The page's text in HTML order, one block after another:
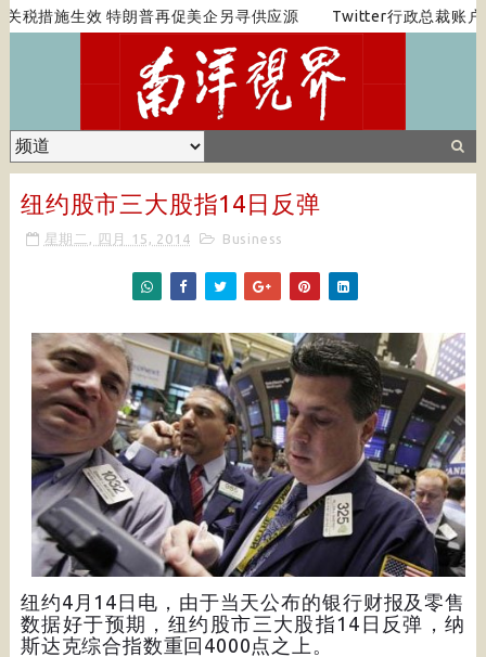
税措施生效 特朗普再促美企另寻供应源 Twitter行政总裁账户
纽约股市三大股指14日反弹
星期二, 四月 15, 2014 Business
纽约4月14日电，由于当天公布的银行财报及零售
数据好于预期，纽约股市三大股指14日反弹，纳
斯达克综合指数重回4000点之上。